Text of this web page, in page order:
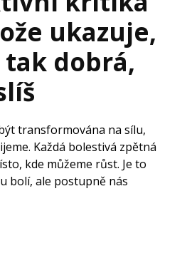
ukazuje,
dobrá,
transformována na sílu,
Každá bolestivá zpětná
kde můžeme růst. Je to
bolí, ale postupně nás